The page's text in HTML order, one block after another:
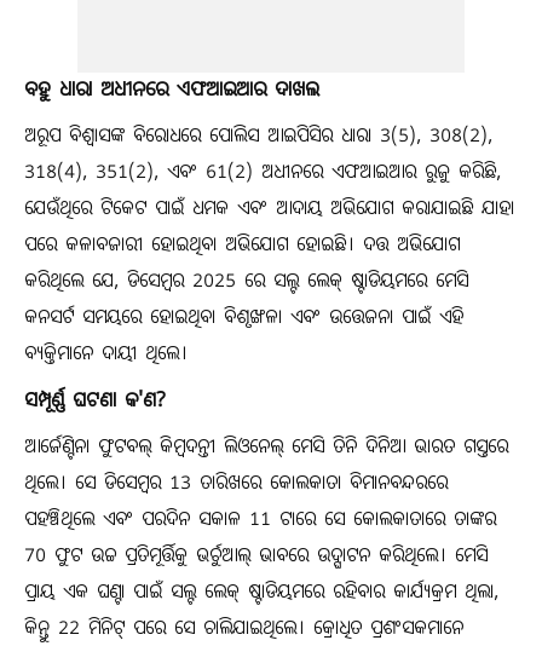
ବହୁ ଧାରା ଅଧୀନରେ ଏଫଆଇଆର ଦାଖଲ
ଅରୂପ ବିଶ୍ୱାସଙ୍କ ବିରୋଧରେ ପୋଲିସ ଆଇପିସିର ଧାରା 3(5), 308(2),
318(4), 351(2), ଏବଂ 61(2) ଅଧୀନରେ ଏଫଆଇଆର ରୁଜୁ କରିଛି,
ଯେଉଁଥିରେ ଟିକେଟ ପାଇଁ ଧମକ ଏବଂ ଆଦାୟ ଅଭିଯୋଗ କରାଯାଇଛି ଯାହା
ପରେ କଳାବଜାରୀ ହୋଇଥିବା ଅଭିଯୋଗ ହୋଇଛି। ଦତ୍ତ ଅଭିଯୋଗ
କରିଥିଲେ ଯେ, ଡିସେମ୍ବର 2025 ରେ ସଲ୍ଟ ଲେକ୍ ଷ୍ଟାଡିୟମରେ ମେସି
କନସର୍ଟ ସମୟରେ ହୋଇଥିବା ବିଶୃଙ୍ଖଳା ଏବଂ ଉତ୍ତେଜନା ପାଇଁ ଏହି
ବ୍ୟକ୍ତିମାନେ ଦାୟୀ ଥିଲେ।
ସମ୍ପୂର୍ଣ୍ଣ ଘଟଣା କ'ଣ?
ଆର୍ଜେଣ୍ଟିନା ଫୁଟବଲ୍ କିମ୍ବଦନ୍ତୀ ଲିଓନେଲ୍ ମେସି ତିନି ଦିନିଆ ଭାରତ ଗସ୍ତରେ
ଥିଲେ। ସେ ଡିସେମ୍ବର 13 ତାରିଖରେ କୋଲକାତା ବିମାନବନ୍ଦରରେ
ପହଞ୍ଚିଥିଲେ ଏବଂ ପରଦିନ ସକାଳ 11 ଟାରେ ସେ କୋଲକାତାରେ ତାଙ୍କର
70 ଫୁଟ ଉଚ୍ଚ ପ୍ରତିମୂର୍ତ୍ତିକୁ ଭର୍ଚୁଆଲ୍ ଭାବରେ ଉଦ୍ଘାଟନ କରିଥିଲେ। ମେସି
ପ୍ରାୟ ଏକ ଘଣ୍ଟା ପାଇଁ ସଲ୍ଟ ଲେକ୍ ଷ୍ଟାଡିୟମରେ ରହିବାର କାର୍ଯ୍ୟକ୍ରମ ଥିଲା,
କିନ୍ତୁ 22 ମିନିଟ୍ ପରେ ସେ ଚାଲିଯାଇଥିଲେ। କ୍ରୋଧିତ ପ୍ରଶଂସକମାନେ